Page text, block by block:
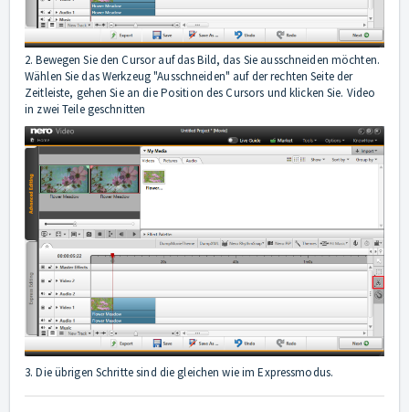
2. Bewegen Sie den Cursor auf das Bild, das Sie ausschneiden möchten.
Wählen Sie das Werkzeug "Ausschneiden" auf der rechten Seite der
Zeitleiste, gehen Sie an die Position des Cursors und klicken Sie. Video
in zwei Teile geschnitten
3. Die übrigen Schritte sind die gleichen wie im Expressmodus.